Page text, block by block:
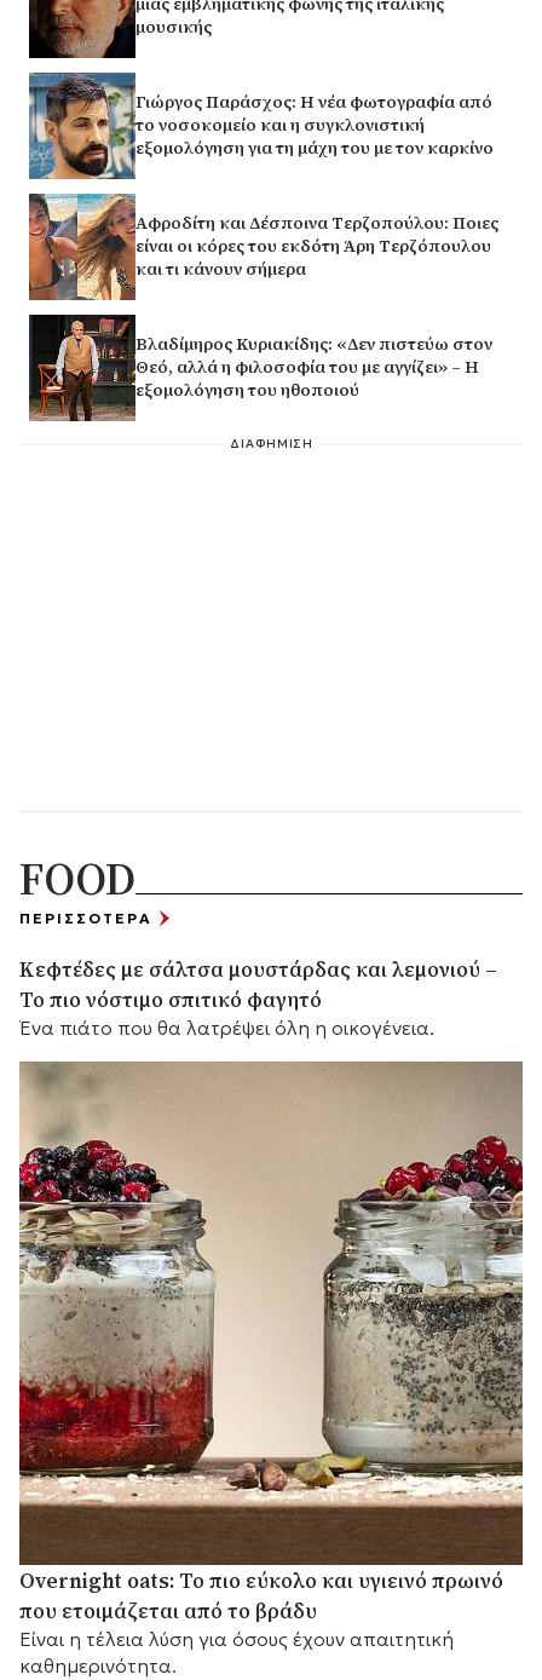
μουσικής
Γιώργος Παράσχος: Η νέα φωτογραφία από
το νοσοκομείο και η συγκλονιστική
εξομολόγηση για τη μάχη του με τον καρκίνο
Αφροδίτη και Δέσποινα Τερζοπούλου: Ποιες
είναι οι κόρες του εκδότη Άρη Τερζόπουλου
και τι κάνουν σήμερα
Βλαδίμηρος Κυριακίδης: «Δεν πιστεύω στον
Θεό, αλλά η φιλοσοφία του με αγγίζει» – Η
εξομολόγηση του ηθοποιού
ΔΙΑΦΗΜΙΣΗ
FOOD
ΠΕΡΙΣΣΟΤΕΡΑ
Κεφτέδες με σάλτσα μουστάρδας και λεμονιού –
Το πιο νόστιμο σπιτικό φαγητό
Ένα πιάτο που θα λατρέψει όλη η οικογένεια.
Overnight oats: Το πιο εύκολο και υγιεινό πρωινό
που ετοιμάζεται από το βράδυ
Είναι η τέλεια λύση για όσους έχουν απαιτητική
καθημερινότητα.